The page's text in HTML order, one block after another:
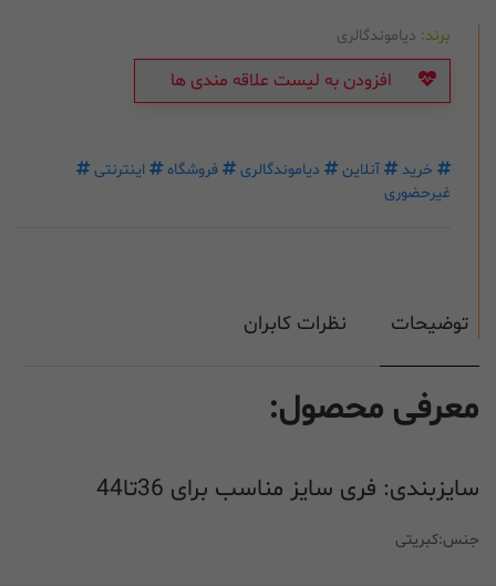
برند: دیاموندگالری
افزودن به لیست علاقه مندی ها
خرید آنلاین دیاموندگالری فروشگاه
اینترنتی
غیرحضوری
توضیحات نظرات کابران
معرفی محصول:
سایزبندی: فری سایز مناسب برای 36تا44
جنس:کبریتی